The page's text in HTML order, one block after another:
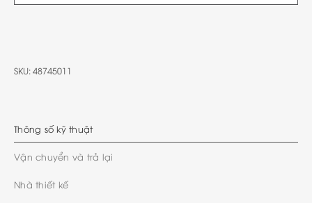
SKU:48745011
Thông số kỹ thuật
Vận chuyển và trả lại
Nhà thiết kế